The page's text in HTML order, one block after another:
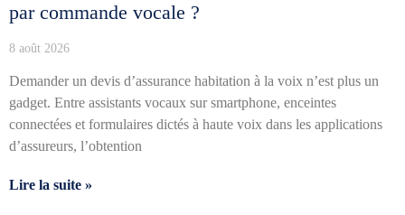
par commande vocale ?
8 août 2026
Demander un devis d’assurance habitation à la voix n’est plus un
gadget. Entre assistants vocaux sur smartphone, enceintes
connectées et formulaires dictés à haute voix dans les applications
d’assureurs, l’obtention
Lire la suite »